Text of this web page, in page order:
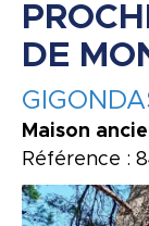
DE
Maison
Référence :